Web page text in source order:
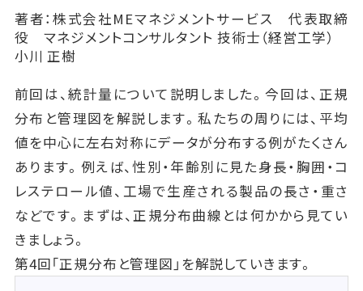
著者：株式会社MEマネジメントサービス 代表取締
役 マネジメントコンサルタント 技術士（経営工学）
小川 正樹
前回は、統計量について説明しました。今回は、正規
分布と管理図を解説します。私たちの周りには、平均
値を中心に左右対称にデータが分布する例がたくさん
あります。例えば、性別・年齢別に見た身長・胸囲・コ
レステロール値、工場で生産される製品の長さ・重さ
などです。まずは、正規分布曲線とは何かから見てい
きましょう。
第4回「正規分布と管理図」を解説していきます。